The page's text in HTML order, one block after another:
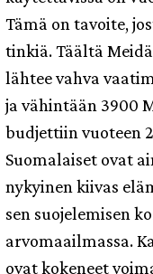
Tämä on tavoite,
tinkiä. Täältä
lähtee vahva
ja vähintään 3900
budjettiin vuoteen
Suomalaiset ovat
nykyinen kiivas
sen suojelemisen
arvomaailmassa.
ovat kokeneet